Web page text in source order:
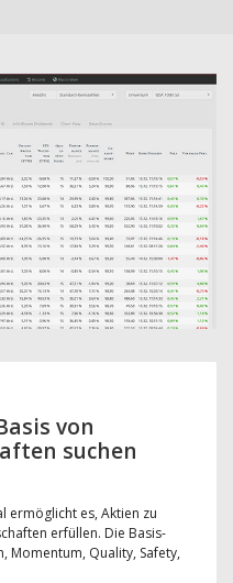
von
suchen
ermöglicht es, Aktien zu
erfüllen. Die Basis-
Momentum, Quality, Safety,